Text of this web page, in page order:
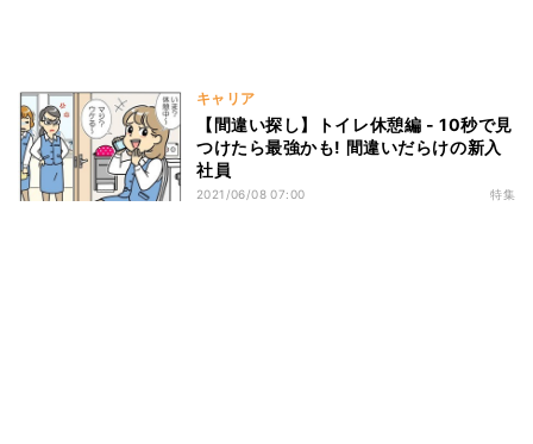
キャリア
【間違い探し】トイレ休憩編 - 10秒で見
つけたら最強かも! 間違いだらけの新入
社員
2021/06/08 07:00 特集